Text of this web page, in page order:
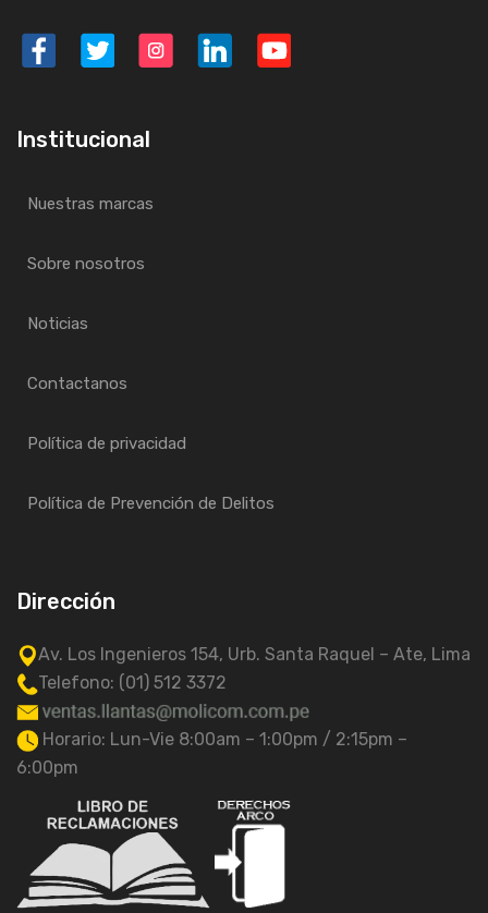
Institucional
Nuestras marcas
Sobre nosotros
Noticias
Contactanos
Política de privacidad
Política de Prevención de Delitos
Dirección
Av. Los Ingenieros 154, Urb. Santa Raquel – Ate, Lima
Telefono: (01) 512 3372
Horario: Lun-Vie 8:00am – 1:00pm / 2:15pm –
6:00pm